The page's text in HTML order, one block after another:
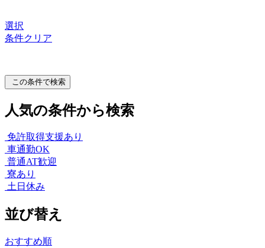
選択
条件クリア
この条件で検索
人気の条件から検索
免許取得支援あり
車通勤OK
普通AT歓迎
寮あり
土日休み
並び替え
おすすめ順